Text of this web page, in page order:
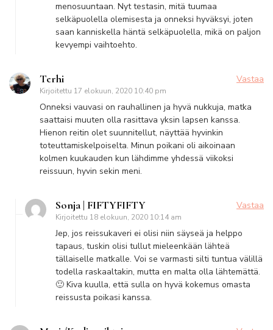
menosuuntaan. Nyt testasin, mitä tuumaa
selkäpuolella olemisesta ja onneksi hyväksyi, joten
saan kanniskella häntä selkäpuolella, mikä on paljon
kevyempi vaihtoehto.
Terhi
Kirjoitettu 17 elokuun, 2020 10:40 pm
Vastaa
Onneksi vauvasi on rauhallinen ja hyvä nukkuja, matka
saattaisi muuten olla rasittava yksin lapsen kanssa.
Hienon reitin olet suunnitellut, näyttää hyvinkin
toteuttamiskelpoiselta. Minun poikani oli aikoinaan
kolmen kuukauden kun lähdimme yhdessä viikoksi
reissuun, hyvin sekin meni.
Sonja | FIFTYFIFTY
Kirjoitettu 18 elokuun, 2020 10:14 am
Vastaa
Jep, jos reissukaveri ei olisi niin säyseä ja helppo
tapaus, tuskin olisi tullut mieleenkään lähteä
tällaiselle matkalle. Voi se varmasti silti tuntua välillä
todella raskaaltakin, mutta en malta olla lähtemättä.
🙂 Kiva kuulla, että sulla on hyvä kokemus omasta
reissusta poikasi kanssa.